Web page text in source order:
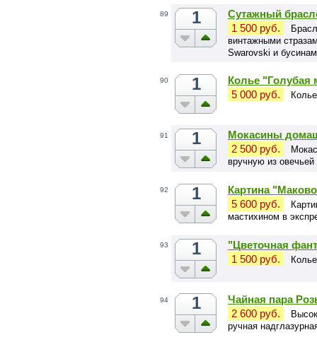
89 1
Сутажный
1 500 руб.
винтажными
Swarovski и
90 1
Колье "Голубая
5 000 руб.
91 1
Мокасины
2 500 руб.
вручную из
92 1
Картина
5 600 руб.
мастихином в
93 1
"Цветочная
1 500 руб.
94 1
Чайная пара
2 600 руб.
ручная